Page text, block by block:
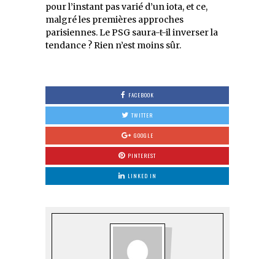
pour l’instant pas varié d’un iota, et ce,
malgré les premières approches
parisiennes. Le PSG saura-t-il inverser la
tendance ? Rien n’est moins sûr.
FACEBOOK
TWITTER
GOOGLE
PINTEREST
LINKED IN